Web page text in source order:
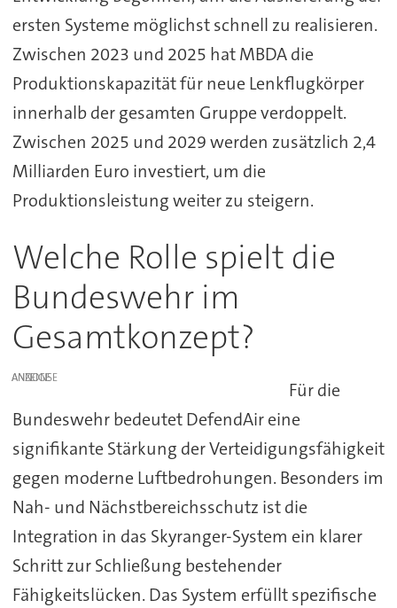
ersten Systeme möglichst schnell zu realisieren.
Zwischen 2023 und 2025 hat MBDA die
Produktionskapazität für neue Lenkflugkörper
innerhalb der gesamten Gruppe verdoppelt.
Zwischen 2025 und 2029 werden zusätzlich 2,4
Milliarden Euro investiert, um die
Produktionsleistung weiter zu steigern.
Welche Rolle spielt die
Bundeswehr im
Gesamtkonzept?
ANZEIGE
Für die
Bundeswehr bedeutet DefendAir eine
signifikante Stärkung der Verteidigungsfähigkeit
gegen moderne Luftbedrohungen. Besonders im
Nah- und Nächstbereichsschutz ist die
Integration in das Skyranger-System ein klarer
Schritt zur Schließung bestehender
Fähigkeitslücken. Das System erfüllt spezifische